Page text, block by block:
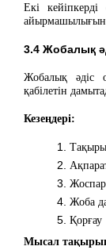
Екі
айырмашылығын
3.4 Жобалық
Жобалық әдіс
қабілетін
Кезеңдері:
Жоба
Қорғау
Мысал